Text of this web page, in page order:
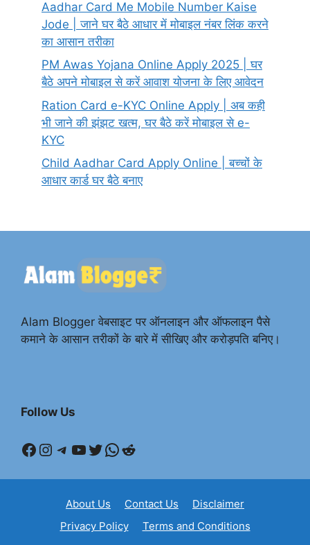
Aadhar Card Me Mobile Number Kaise
Jode | जाने घर बैठे आधार में मोबाइल नंबर लिंक करने
का आसान तरीका
PM Awas Yojana Online Apply 2025 | घर
बैठे अपने मोबाइल से करें आवाश योजना के लिए आवेदन
Ration Card e-KYC Online Apply | अब कही
भी जाने की झंझट खत्म, घर बैठे करें मोबाइल से e-
KYC
Child Aadhar Card Apply Online | बच्चों के
आधार कार्ड घर बैठे बनाए
Alam Blogger वेबसाइट पर ऑनलाइन और ऑफलाइन पैसे
कमाने के आसान तरीकों के बारे में सीखिए और करोड़पति बनिए।
Follow Us
Facebook
Instagram
Telegram
YouTube
Twitter
WhatsApp
Reddit
About Us Contact Us
Disclaimer
Privacy Policy
Terms and Conditions